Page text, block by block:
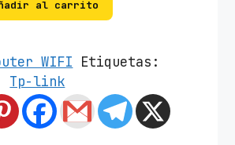
al carrito
WIFI Etiquetas:
Tp-link